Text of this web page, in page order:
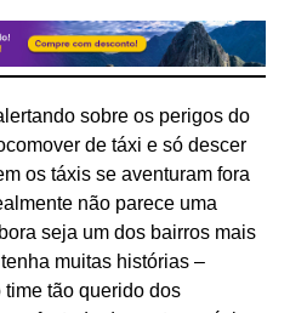
sobre os perigos do
de táxi e só descer
os táxis se aventuram fora
não parece uma
seja um dos bairros mais
muitas histórias –
tão querido dos